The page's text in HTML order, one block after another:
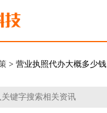
> 营业执照代办大概多少钱